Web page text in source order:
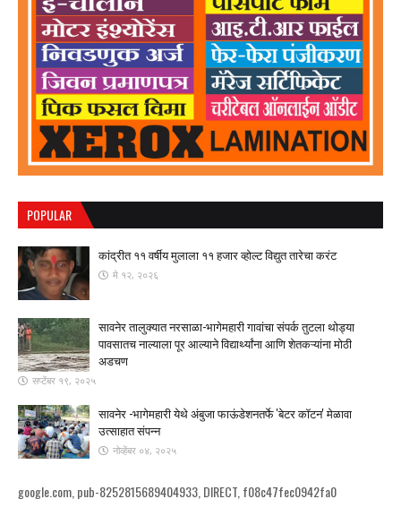
POPULAR
कांद्रीत ११ वर्षीय मुलाला ११ हजार व्होल्ट विद्युत तारेचा करंट
मे १२, २०२६
सावनेर तालुक्यात नरसाळा-भागेमहारी गावांचा संपर्क तुटला ​थोड्या
पावसातच नाल्याला पूर आल्याने विद्यार्थ्यांना आणि शेतकऱ्यांना मोठी
अडचण
सप्टेंबर १९, २०२५
सावनेर -भागेमहारी येथे अंबुजा फाऊंडेशनतर्फे 'बेटर कॉटन' मेळावा
उत्साहात संपन्न
नोव्हेंबर ०४, २०२५
google.com, pub-8252815689404933, DIRECT, f08c47fec0942fa0